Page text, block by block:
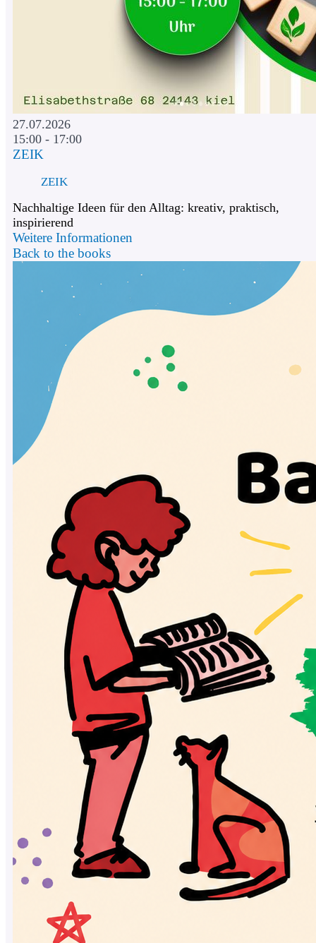
27.07.2026
15:00 - 17:00
ZEIK
ZEIK
Nachhaltige Ideen für den Alltag: kreativ, praktisch,
inspirierend
Weitere Informationen
Back to the books